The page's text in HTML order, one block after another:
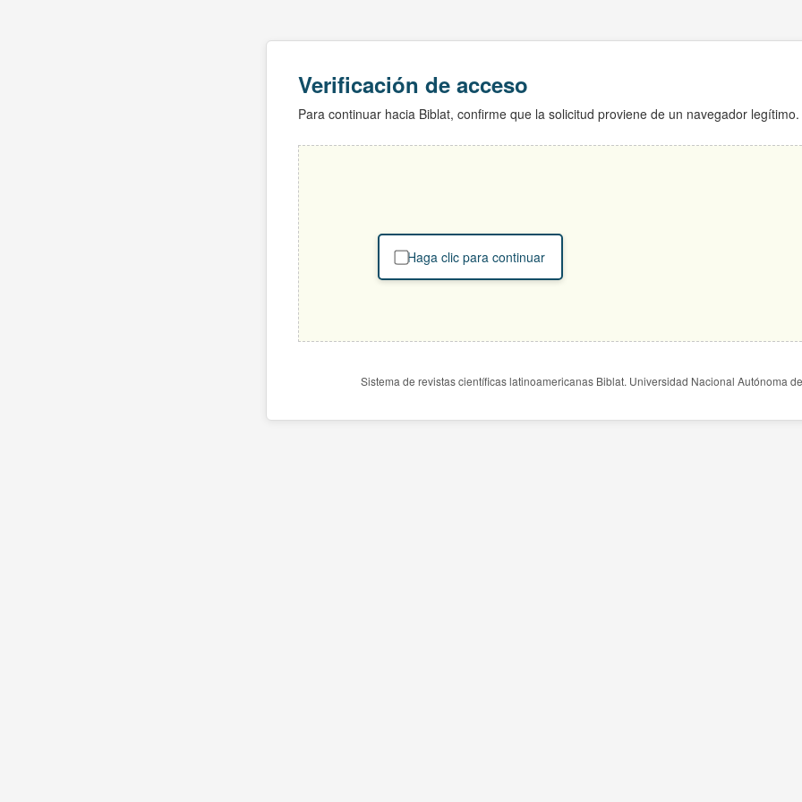
Verificación de acceso
Para continuar hacia Biblat, confirme que la solicitud proviene de un navegador legítimo.
Haga clic para continuar
Sistema de revistas científicas latinoamericanas Biblat. Universidad Nacional Autónoma